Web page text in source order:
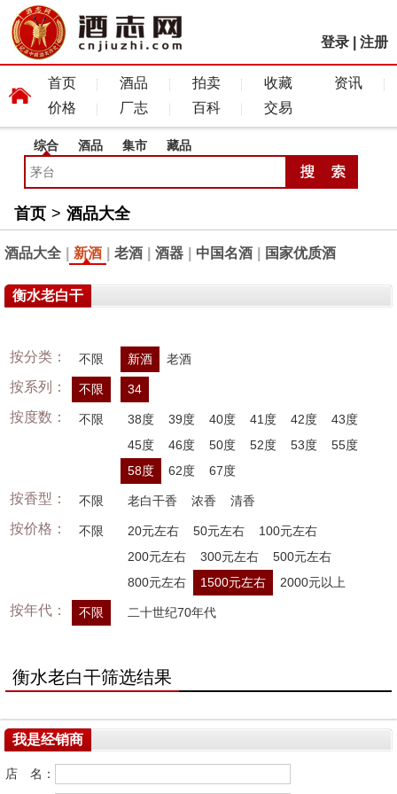
登录 注册
首页 酒品 拍卖 收藏
资讯
价格
厂志 百科 交易
综合 酒品 集市 藏品
首页 > 酒品大全
酒品大全 新酒 老酒 酒器 中国名酒 国家优质酒
衡水老白干
按分类： 不限 新酒 老酒
按系列： 不限 34
按度数： 不限 38度 39度 40度 41度 42度
43度
45度
46度 50度 52度 53度
55度
58度
62度 67度
按香型： 不限 老白干香 浓香 清香
按价格： 不限 20元左右 50元左右
100元左右
200元左右
300元左右
500元左右
800元左右
1500元左右 2000元以上
按年代： 不限 二十世纪70年代
衡水老白干筛选结果
我是经销商
店 名：